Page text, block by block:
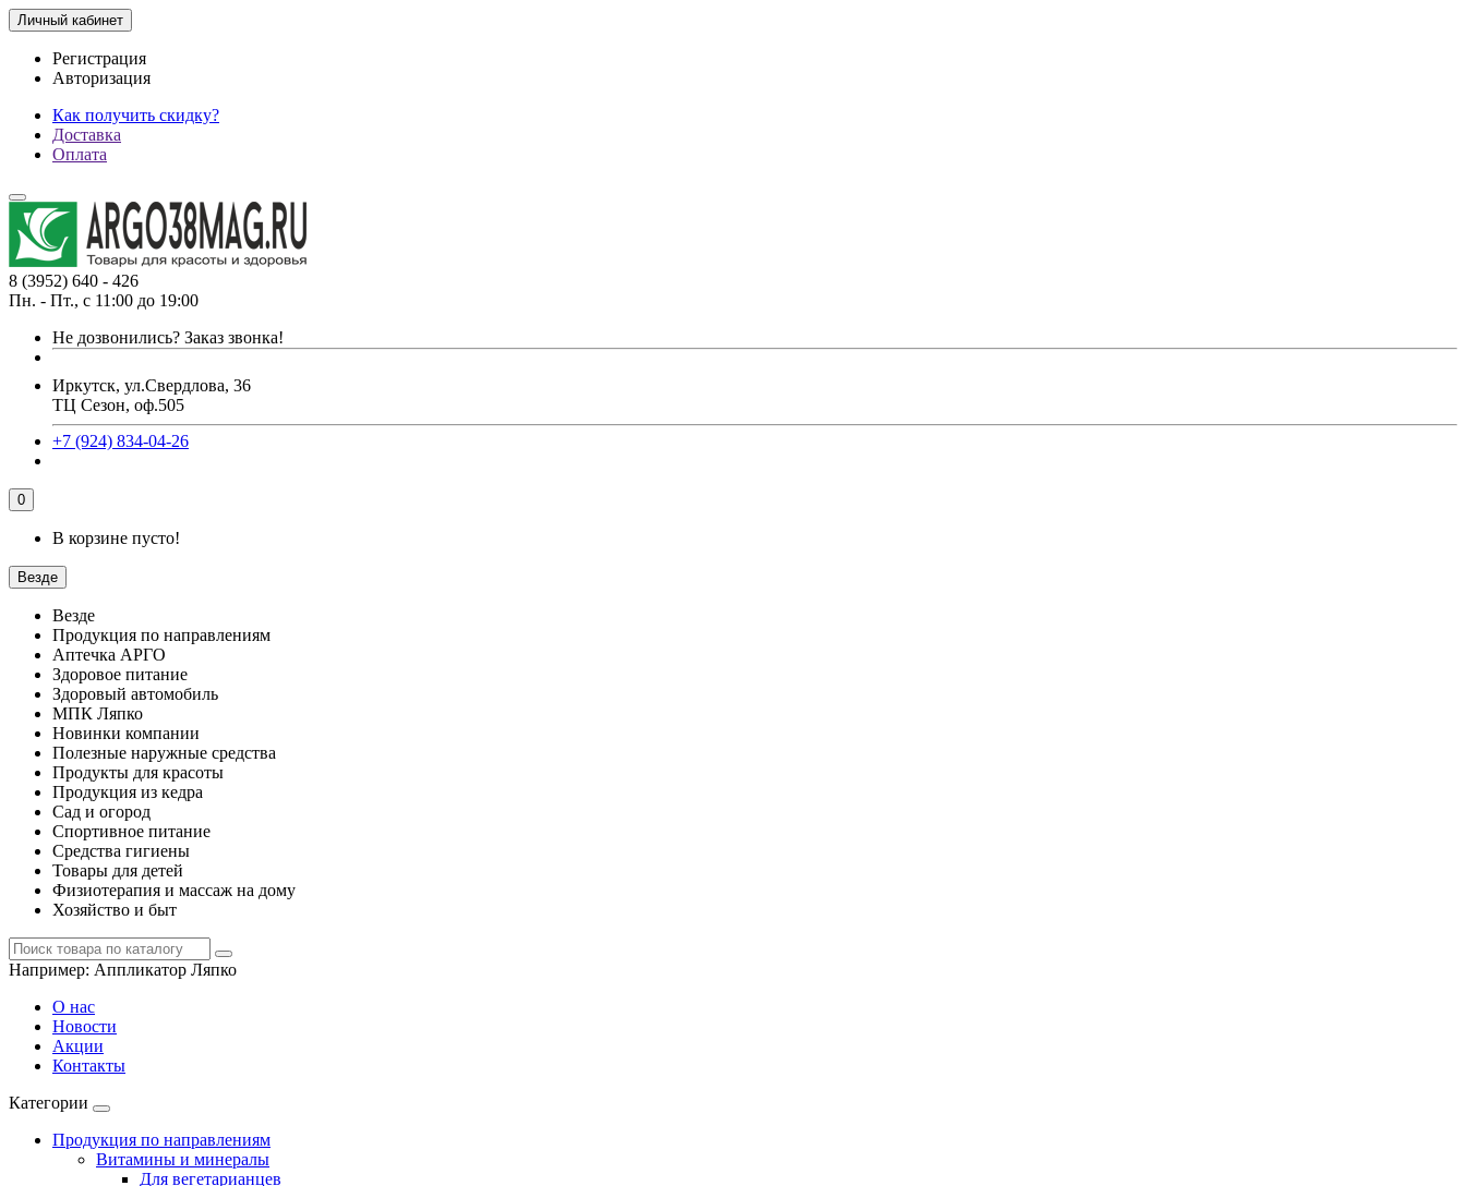
Личный кабинет
Регистрация
Авторизация
Как получить скидку?
Доставка
Оплата
8 (3952) 640 - 426
Пн. - Пт., с 11:00 до 19:00
Не дозвонились? Заказ звонка!
Иркутск, ул.Свердлова, 36
ТЦ Сезон, оф.505
+7 (924) 834-04-26
0
В корзине пусто!
Везде
Везде
Продукция по направлениям
Аптечка АРГО
Здоровое питание
Здоровый автомобиль
МПК Ляпко
Новинки компании
Полезные наружные средства
Продукты для красоты
Продукция из кедра
Сад и огород
Спортивное питание
Средства гигиены
Товары для детей
Физиотерапия и массаж на дому
Хозяйство и быт
Например: Аппликатор Ляпко
О нас
Новости
Акции
Контакты
Категории
Продукция по направлениям
Витамины и минералы
Для вегетарианцев